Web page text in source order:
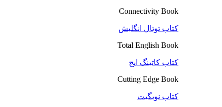
Connectivity Book
کتاب توتال انگلیش
Total English Book
کتاب کاتینگ ایج
Cutting Edge Book
کتاب نویگیت